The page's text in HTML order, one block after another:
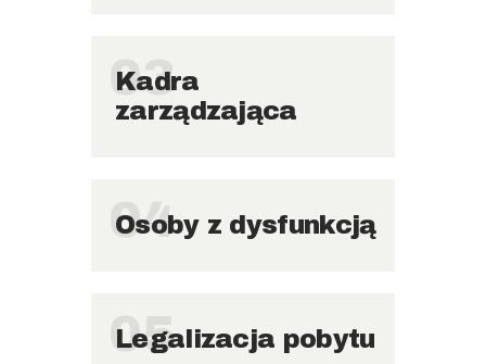
03
Kadra
zarządzająca
04
Osoby z dysfunkcją
05
Legalizacja pobytu